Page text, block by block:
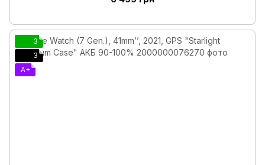
3
3
A+